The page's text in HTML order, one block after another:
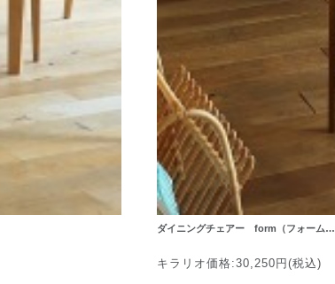
ダイニングチェアー form（フォーム…
キラリオ価格:30,250円(税込)